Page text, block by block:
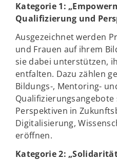
Kategorie 1:
Qualifizierung und
Ausgezeichnet werden
und Frauen auf ihrem
sie dabei unterstützen,
entfalten. Dazu zählen
Bildungs-, Mentoring-
Perspektiven in
Digitalisierung,
eröffnen.
Kategorie 2: